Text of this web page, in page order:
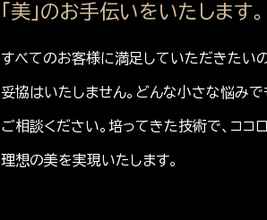
「美」のお手伝いをいたします。
すべてのお客様に満足していただきたい
妥協はいたしません。どんな小さな悩み
ご相談ください。培ってきた技術で、ココ
理想の美を実現いたします。